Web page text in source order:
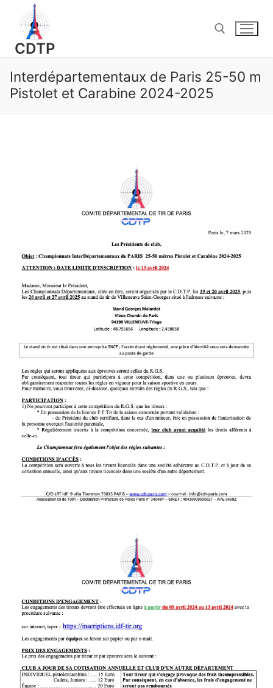
contenu
CDTP
Rechercher :
Interdépartementaux de Paris 25-50 m
Pistolet et Carabine 2024-2025